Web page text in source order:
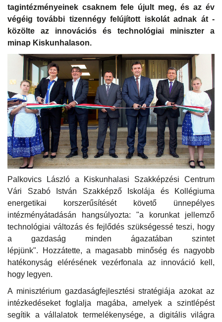
tagintézményeinek csaknem fele újult meg, és az év
végéig további tizennégy felújított iskolát adnak át -
közölte az innovációs és technológiai miniszter a
minap Kiskunhalason.
Palkovics László a Kiskunhalasi Szakképzési Centrum
Vári Szabó István Szakképző Iskolája és Kollégiuma
energetikai korszerűsítését követő ünnepélyes
intézményátadásán hangsúlyozta: "a korunkat jellemző
technológiai változás és fejlődés szükségessé teszi, hogy
a gazdaság minden ágazatában szintet
lépjünk". Hozzátette, a magasabb minőség és nagyobb
hatékonyság elérésének vezérfonala az innováció kell,
hogy legyen.
A minisztérium gazdaságfejlesztési stratégiája azokat az
intézkedéseket foglalja magába, amelyek a szintlépést
segítik a vállalatok termelékenysége, a digitális világra